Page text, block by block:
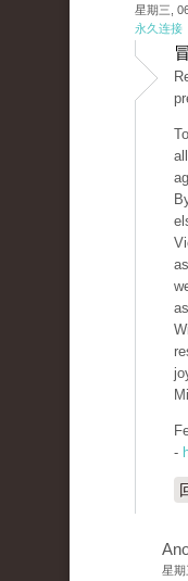
星期三,
永久连接
as
-
星期